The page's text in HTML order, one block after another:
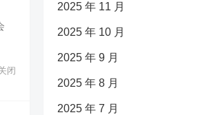
闭
2025 年 11 月
2025 年 10 月
2025 年 9 月
2025 年 8 月
2025 年 7 月